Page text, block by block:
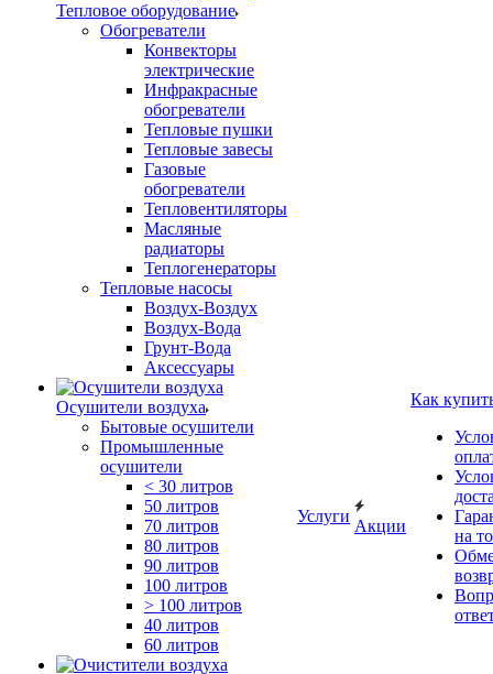
Тепловое оборудование
Обогреватели
Конвекторы
электрические
Инфракрасные
обогреватели
Тепловые пушки
Тепловые завесы
Газовые
обогреватели
Тепловентиляторы
Масляные
радиаторы
Теплогенераторы
Тепловые насосы
Воздух-Воздух
Воздух-Вода
Грунт-Вода
Аксессуары
Осушители воздуха
Бытовые осушители
Промышленные
осушители
< 30 литров
50 литров
70 литров
80 литров
90 литров
100 литров
> 100 литров
40 литров
60 литров
Услуги
Акции
Как
на